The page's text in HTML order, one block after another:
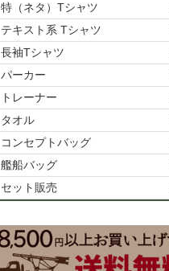
特（ネタ）Tシャツ
テキスト系 Tシャツ
長袖Tシャツ
パーカー
トレーナー
タオル
コンセプトバッグ
艦船バッグ
セット販売